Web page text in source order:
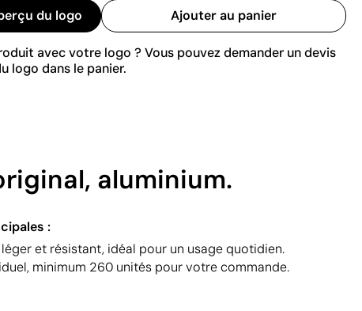
du logo Ajouter au panier
avec votre logo ? Vous pouvez demander un devis
logo dans le panier.
aluminium.
:
et résistant, idéal pour un usage quotidien.
minimum 260 unités pour votre commande.